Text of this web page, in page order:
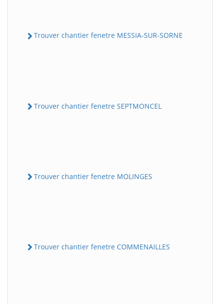
Trouver chantier fenetre MESSIA-SUR-SORNE
Trouver chantier fenetre SEPTMONCEL
Trouver chantier fenetre MOLINGES
Trouver chantier fenetre COMMENAILLES